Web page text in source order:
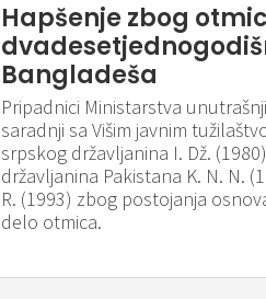
Hapšenje zbog
Bangladeša
Pripadnici Ministarstva
saradnji sa Višim javnim
srpskog državljanina I. Dž.
državljanina Pakistana K. N. N.
R. (1993) zbog postojanja
delo otmica.